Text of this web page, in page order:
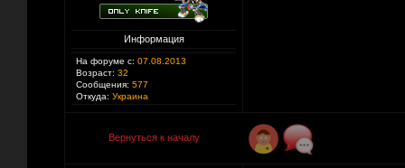
Информация
На форуме с: 07.08.2013
Возраст: 32
Сообщения: 577
Откуда: Украина
Вернуться к началу